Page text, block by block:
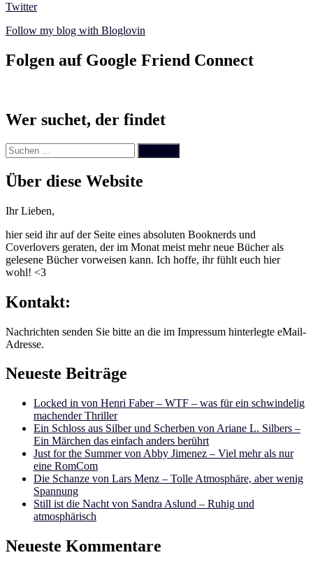
Twitter
Follow my blog with Bloglovin
Folgen auf Google Friend Connect
Wer suchet, der findet
Suchen
nach:
Über diese Website
Ihr Lieben,
hier seid ihr auf der Seite eines absoluten Booknerds und
Coverlovers geraten, der im Monat meist mehr neue Bücher als
gelesene Bücher vorweisen kann. Ich hoffe, ihr fühlt euch hier
wohl! <3
Kontakt:
Nachrichten senden Sie bitte an die im Impressum hinterlegte eMail-
Adresse.
Neueste Beiträge
Locked in von Henri Faber – WTF – was für ein schwindelig
machender Thriller
Ein Schloss aus Silber und Scherben von Ariane L. Silbers –
Ein Märchen das einfach anders berührt
Just for the Summer von Abby Jimenez – Viel mehr als nur
eine RomCom
Die Schanze von Lars Menz – Tolle Atmosphäre, aber wenig
Spannung
Still ist die Nacht von Sandra Aslund – Ruhig und
atmosphärisch
Neueste Kommentare